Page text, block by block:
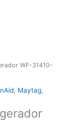
WF-31410-
, Maytag,